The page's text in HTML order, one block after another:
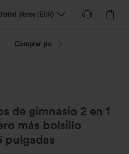
States ( EUR)
Comprar por actividad
de gimnasio 2 en 1
más bolsillo
pulgadas